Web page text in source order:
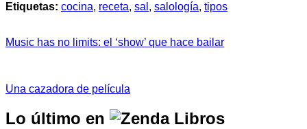
Etiquetas: cocina, receta, sal , salología, tipos
Music has no limits: el ‘show’ que hace bailar
Una cazadora de película
Lo último en